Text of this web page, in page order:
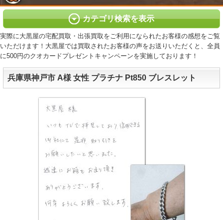
カテゴリ検索を表示
実際に大黒屋の宅配買取・出張買取をご利用になられたお客様の感想をご覧
いただけます！大黒屋では買取されたお客様の声をお送りいただくと、全員
に500円のクオカードプレゼントキャンペーンを実施しております！
兵庫県神戸市 A様 女性 プラチナ Pt850 ブレスレット